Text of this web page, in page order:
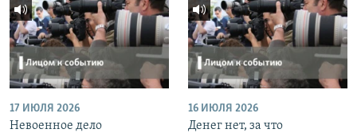
17 ИЮЛЯ 2026
Невоенное дело
16 ИЮЛЯ 2026
Денег нет, за что